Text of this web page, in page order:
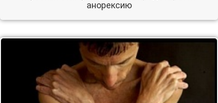
анорексию